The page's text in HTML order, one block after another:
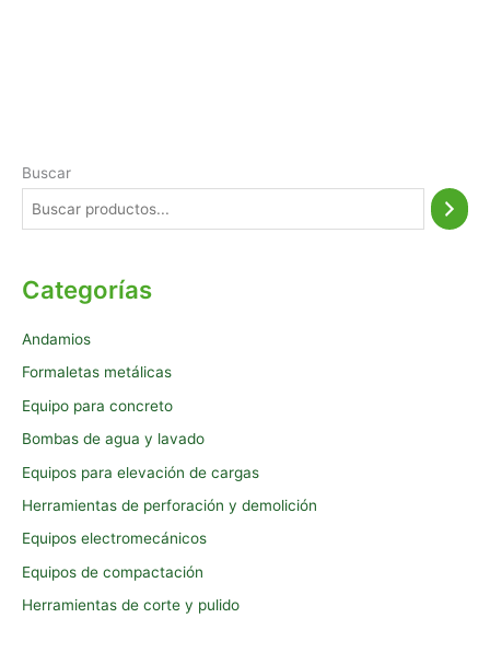
Buscar
Categorías
Andamios
Formaletas metálicas
Equipo para concreto
Bombas de agua y lavado
Equipos para elevación de cargas
Herramientas de perforación y demolición
Equipos electromecánicos
Equipos de compactación
Herramientas de corte y pulido